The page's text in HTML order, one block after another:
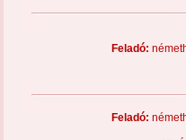
Feladó:
Feladó: